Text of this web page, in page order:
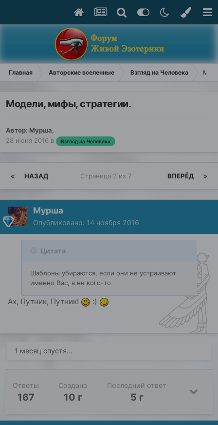
Главная Авторские вселенные Взгляд на Человека
Модели, мифы, стратегии.
Автор: Мурша,
28 июня 2016 в Взгляд на Человека
НАЗАД ВПЕРЁД
Страница 2 из 7
Мурша
Опубликовано: 14 ноября 2016
Цитата
Шаблоны убираются, если они не устраивают
именно Вас, а не кого-то
Ах, Путник, Путник! :)
1 месяц спустя...
Ответы
167
Создано
10 г
Последний ответ
5 г